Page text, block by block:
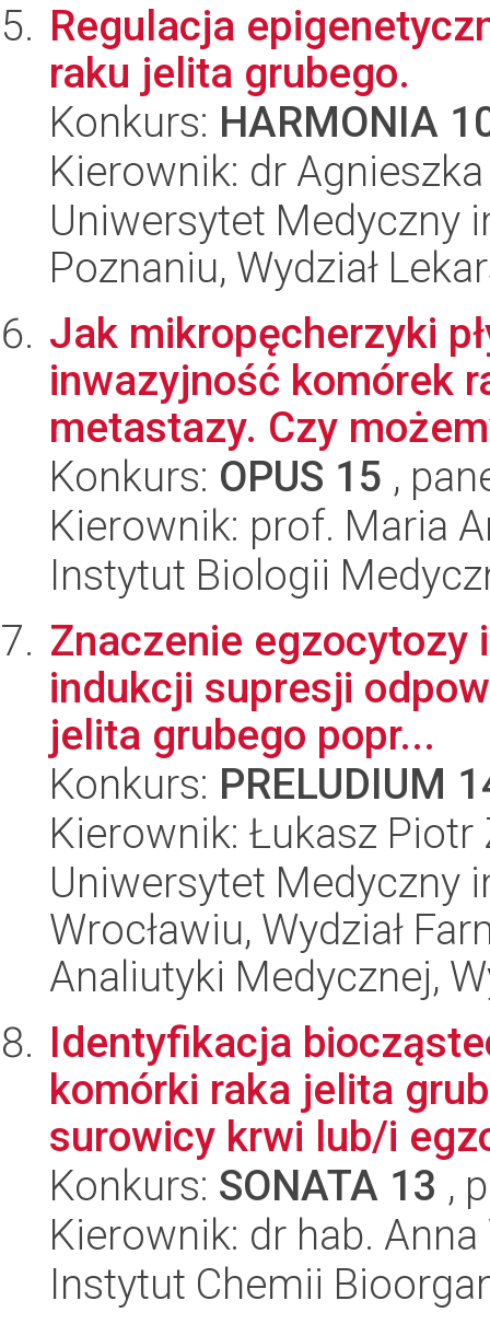
Regulacja
raku jelita grubego.
Konkurs: HARMONIA
Kierownik: dr
Uniwersytet Medyczny
Poznaniu, Wydział
Jak mikropęcherzyki
inwazyjność komórek
metastazy. Czy
Konkurs: OPUS 15 ,
Kierownik: prof. Maria
Instytut Biologii
Znaczenie egzocytozy
indukcji supresji
jelita grubego popr...
Konkurs: PRELUDIUM
Kierownik: Łukasz Piotr
Uniwersytet Medyczny
Wrocławiu, Wydział
Analiutyki Medycznej,
Identyfikacja
komórki raka jelita
surowicy krwi lub/i
Konkurs: SONATA 13 ,
Kierownik: dr hab.
Instytut Chemii